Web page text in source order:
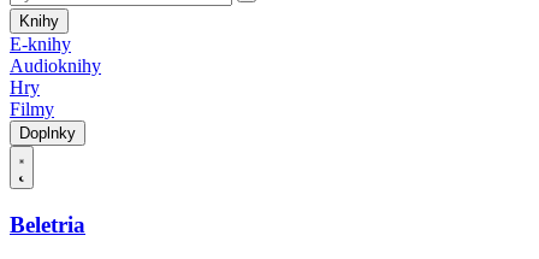
Knihy
E-knihy
Audioknihy
Hry
Filmy
Doplnky
Beletria